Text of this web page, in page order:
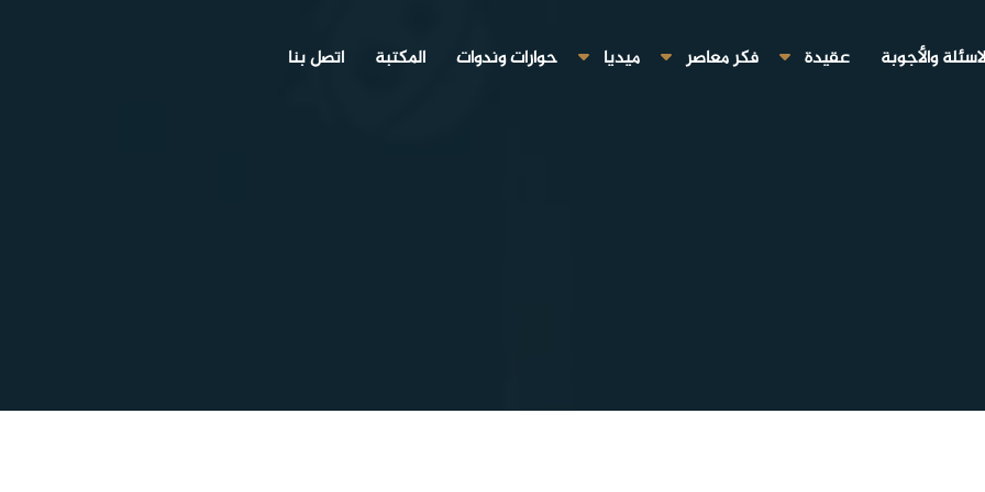
والأجوبة عقيدة فكر معاصر ميديا حوارات وندوات المكتبة اتصل بنا